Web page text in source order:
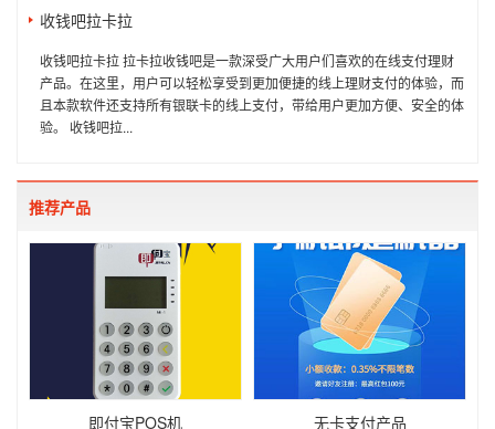
收钱吧拉卡拉
收钱吧拉卡拉 拉卡拉收钱吧是一款深受广大用户们喜欢的在线支付理财
产品。在这里，用户可以轻松享受到更加便捷的线上理财支付的体验，而
且本款软件还支持所有银联卡的线上支付，带给用户更加方便、安全的体
验。 收钱吧拉...
推荐产品
即付宝POS机 无卡支付产品